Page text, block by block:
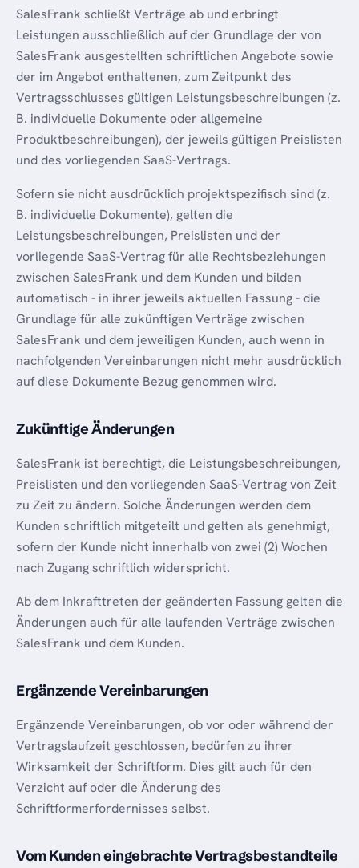
SalesFrank schließt Verträge ab und erbringt
Leistungen ausschließlich auf der Grundlage der von
SalesFrank ausgestellten schriftlichen Angebote sowie
der im Angebot enthaltenen, zum Zeitpunkt des
Vertragsschlusses gültigen Leistungsbeschreibungen (z.
B. individuelle Dokumente oder allgemeine
Produktbeschreibungen), der jeweils gültigen Preislisten
und des vorliegenden SaaS-Vertrags.
Sofern sie nicht ausdrücklich projektspezifisch sind (z.
B. individuelle Dokumente), gelten die
Leistungsbeschreibungen, Preislisten und der
vorliegende SaaS-Vertrag für alle Rechtsbeziehungen
zwischen SalesFrank und dem Kunden und bilden
automatisch - in ihrer jeweils aktuellen Fassung - die
Grundlage für alle zukünftigen Verträge zwischen
SalesFrank und dem jeweiligen Kunden, auch wenn in
nachfolgenden Vereinbarungen nicht mehr ausdrücklich
auf diese Dokumente Bezug genommen wird.
Zukünftige Änderungen
SalesFrank ist berechtigt, die Leistungsbeschreibungen,
Preislisten und den vorliegenden SaaS-Vertrag von Zeit
zu Zeit zu ändern. Solche Änderungen werden dem
Kunden schriftlich mitgeteilt und gelten als genehmigt,
sofern der Kunde nicht innerhalb von zwei (2) Wochen
nach Zugang schriftlich widerspricht.
Ab dem Inkrafttreten der geänderten Fassung gelten die
Änderungen auch für alle laufenden Verträge zwischen
SalesFrank und dem Kunden.
Ergänzende Vereinbarungen
Ergänzende Vereinbarungen, ob vor oder während der
Vertragslaufzeit geschlossen, bedürfen zu ihrer
Wirksamkeit der Schriftform. Dies gilt auch für den
Verzicht auf oder die Änderung des
Schriftformerfordernisses selbst.
Vom Kunden eingebrachte Vertragsbestandteile